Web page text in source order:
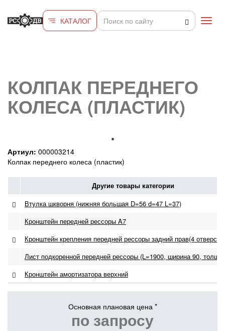
КАТАЛОГ
КОЛПАК ПЕРЕДНЕГО
КОЛЕСА (ПЛАСТИК)
Артиул: 000003214
Колпак переднего колеса (пластик)
Другие товары категории
Втулка шкворня (нижняя большая D=56 d=47 L=37)
Кронштейн передней рессоры A7
Кронштейн крепления передней рессоры задний прав(4
Лист подкоренной передней рессоры (L=1900, ширина 90,
Кронштейн амортизатора верхний
Основная плановая цена *
по запросу